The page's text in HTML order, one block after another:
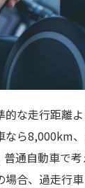
的な走行距離
なら8,000km
普通自動車で
場合、過走行